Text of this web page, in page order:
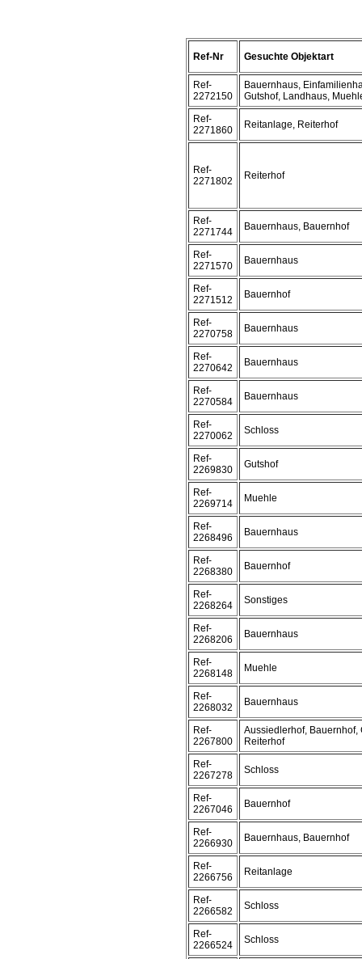
Ref-Nr Gesuchte Objektart
Ref-
2272150
Bauernhaus,
Gutshof, Landhaus,
Ref-
2271860
Reitanlage, Reiterhof
Ref-
2271802
Reiterhof
Ref-
2271744
Bauernhaus, Bauernhof
Ref-
2271570
Bauernhaus
Ref-
2271512
Bauernhof
Ref-
2270758
Bauernhaus
Ref-
2270642
Bauernhaus
Ref-
2270584
Bauernhaus
Ref-
2270062
Schloss
Ref-
2269830
Gutshof
Ref-
2269714
Muehle
Ref-
2268496
Bauernhaus
Ref-
2268380
Bauernhof
Ref-
2268264
Sonstiges
Ref-
2268206
Bauernhaus
Ref-
2268148
Muehle
Ref-
2268032
Bauernhaus
Ref-
2267800
Aussiedlerhof, Bauernhof,
Reiterhof
Ref-
2267278
Schloss
Ref-
2267046
Bauernhof
Ref-
2266930
Bauernhaus, Bauernhof
Ref-
2266756
Reitanlage
Ref-
2266582
Schloss
Ref-
2266524
Schloss